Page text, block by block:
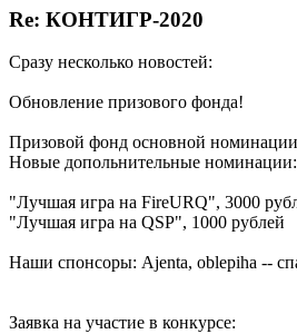
Re: КОНТИГР-2020
Сразу несколько новостей:
Обновление призового фонда!
Призовой фонд основной номинации
Новые допольнительные номинации:
"Лучшая игра на FireURQ", 3000
"Лучшая игра на QSP", 1000 рублей
Наши спонсоры: Ajenta, oblepiha --
Заявка на участие в конкурсе: